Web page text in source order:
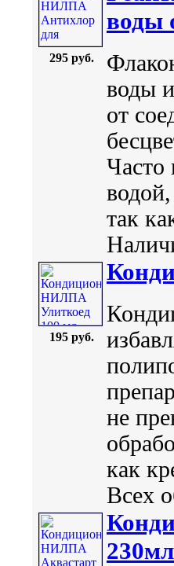
295 руб.
воды
воды
от
Часто
так
195 руб.
не
как
Всех